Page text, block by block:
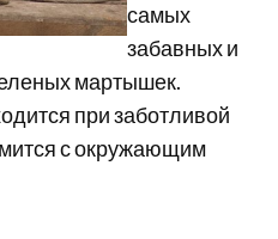
самых
забавных и
мартышек.
при заботливой
с окружающим